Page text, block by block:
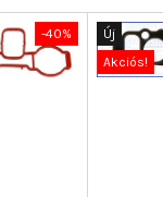
-40%
Új
Akciós!